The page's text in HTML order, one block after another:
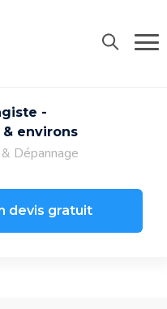
-
environs
Dépannage
devis gratuit